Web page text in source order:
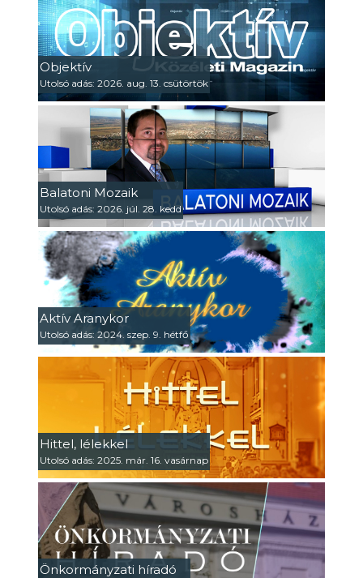
Objektív
Utolsó adás: 2026. aug. 13. csütörtök
Balatoni Mozaik
Utolsó adás: 2026. júl. 28. kedd
Aktív Aranykor
Utolsó adás: 2024. szep. 9. hétfő
Hittel, lélekkel
Utolsó adás: 2025. már. 16. vasárnap
Önkormányzati híradó